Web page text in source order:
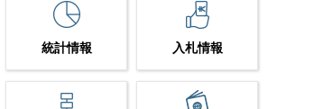
統計情報 入札情報